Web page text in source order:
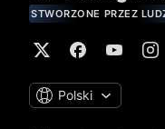
STWORZONE PRZEZ
Polski